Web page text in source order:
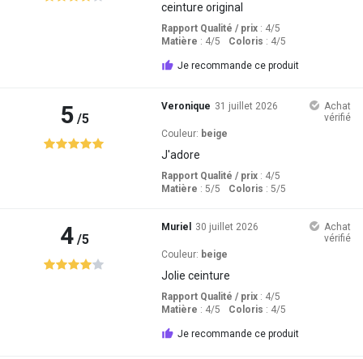
ceinture original
Rapport Qualité / prix: 4/5
Matière : 4/5 Coloris : 4/5
Je recommande ce produit
5/5
Veronique 31 juillet 2026
Achat
vérifié
Couleur: beige
J'adore
Rapport Qualité / prix: 4/5
Matière : 5/5 Coloris : 5/5
4/5
Muriel 30 juillet 2026
Achat
vérifié
Couleur: beige
Jolie ceinture
Rapport Qualité / prix: 4/5
Matière : 4/5 Coloris : 4/5
Je recommande ce produit